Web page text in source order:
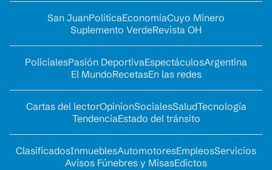
San JuanPolíticaEconomíaCuyo Minero
Suplemento VerdeRevista OH
PolicialesPasión DeportivaEspectáculosArgentina
El MundoRecetasEn las redes
Cartas del lectorOpinionSocialesSaludTecnología
TendenciaEstado del tránsito
ClasificadosInmueblesAutomotoresEmpleosServicios
Avisos Fúnebres y MisasEdictos